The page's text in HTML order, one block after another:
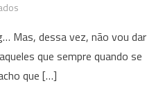
na
Lista:
Euphoria,
Mas, dessa vez, não vou dar
que sempre quando se
que […]